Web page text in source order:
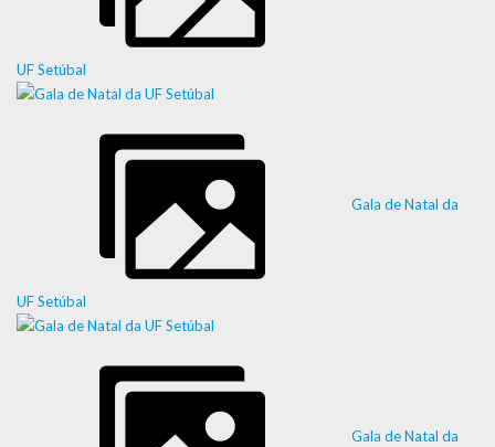
UF Setúbal
Gala de Natal da
UF Setúbal
Gala de Natal da